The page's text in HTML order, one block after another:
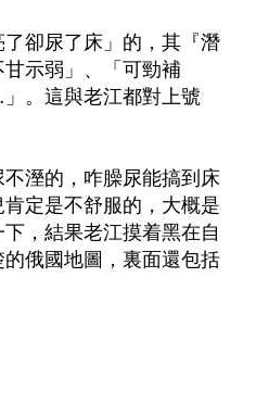
卻尿了床」的，其『潛
示弱」、「可勁補
。這與老江都對上號
溼的，咋臊尿能搞到床
定是不舒服的，大概是
，結果老江摸着黑在自
俄國地圖，裏面還包括